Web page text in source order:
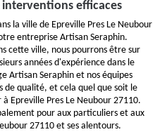
efficaces
la ville de Epreville Pres Le Neubour
entreprise Artisan Seraphin.
cette ville, nous pourrons être sur
années d'expérience dans le
Artisan Seraphin et nos équipes
de qualité, et cela quel que soit le
Epreville Pres Le Neubour 27110.
pour aux particuliers et aux
27110 et ses alentours.